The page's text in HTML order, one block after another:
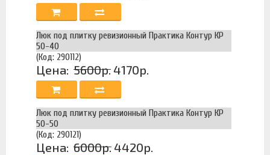
Люк под плитку ревизионный Практика Контур КР
50-40
(Код: 290112)
Цена: 5600р. 4170р.
Люк под плитку ревизионный Практика Контур КР
50-50
(Код: 290121)
Цена: 6000р. 4420р.